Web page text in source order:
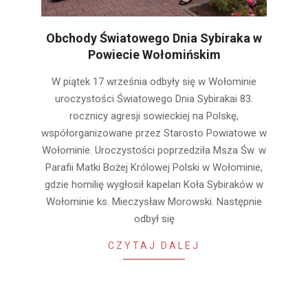
Obchody Światowego Dnia Sybiraka w
Powiecie Wołomińskim
09-W piątek 17 września odbyły się w Wołominie
uroczystości Światowego Dnia Sybirakai 83.
rocznicy agresji sowieckiej na Polskę,
współorganizowane przez Starosto Powiatowe w
Wołominie. Uroczystości poprzedziła Msza Św. w
Parafii Matki Bożej Królowej Polski w Wołominie,
gdzie homilię wygłosił kapelan Koła Sybiraków w
Wołominie ks. Mieczysław Morowski. Następnie
odbył się
CZYTAJ DALEJ